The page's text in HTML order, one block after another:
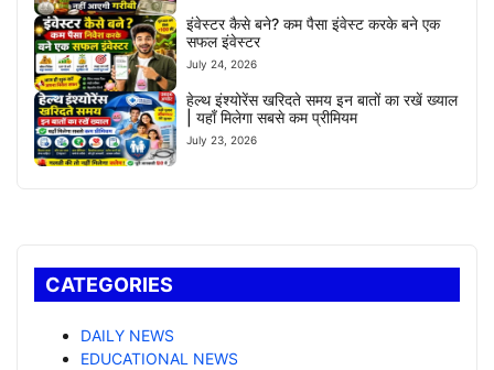
इंवेस्टर कैसे बने? कम पैसा इंवेस्ट करके बने एक
सफल इंवेस्टर
July 24, 2026
हेल्थ इंश्योरेंस खरिदते समय इन बातों का रखें ख्याल
| यहाँ मिलेगा सबसे कम प्रीमियम
July 23, 2026
CATEGORIES
DAILY NEWS
EDUCATIONAL NEWS